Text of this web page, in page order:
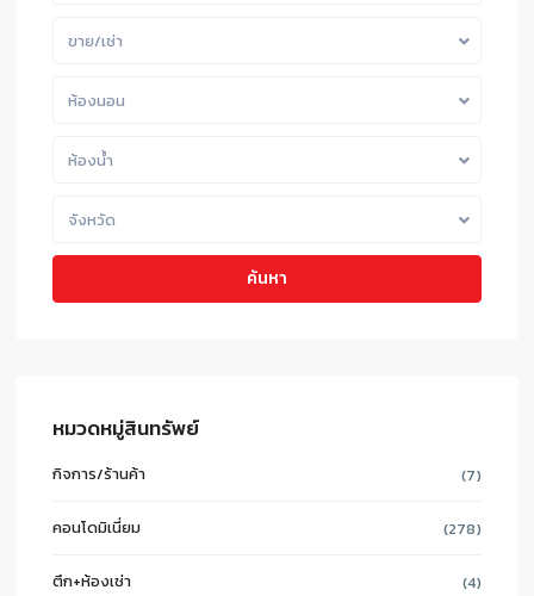
ขาย/เช่า
ห้องนอน
ห้องน้ำ
จังหวัด
ค้นหา
หมวดหมู่สินทรัพย์
กิจการ/ร้านค้า (7)
คอนโดมิเนี่ยม (278)
ตึก+ห้องเช่า (4)